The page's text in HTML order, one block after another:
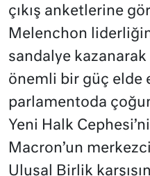
çıkış anketlerine
Melenchon
sandalye
önemli bir güç elde
parlamentoda
Yeni Halk
Macron’un
Ulusal Birlik